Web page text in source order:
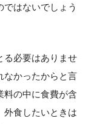
はないでしょう
る必要はありませ
なかったからと言
料の中に食費が含
外食したいときは